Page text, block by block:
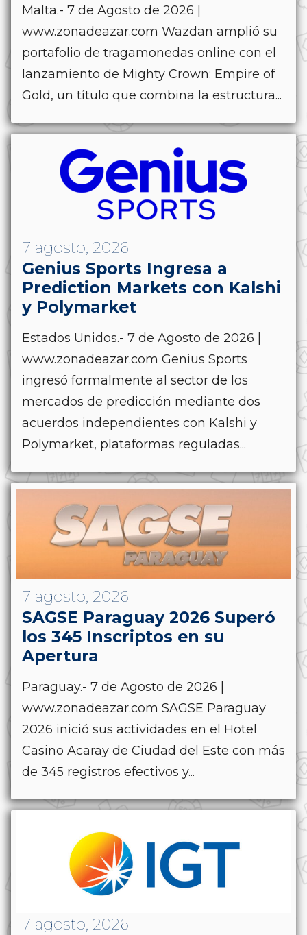
Malta.- 7 de Agosto de 2026 |
www.zonadeazar.com Wazdan amplió su
portafolio de tragamonedas online con el
lanzamiento de Mighty Crown: Empire of
Gold, un título que combina la estructura...
7 agosto, 2026
Genius Sports Ingresa a
Prediction Markets con Kalshi
y Polymarket
Estados Unidos.- 7 de Agosto de 2026 |
www.zonadeazar.com Genius Sports
ingresó formalmente al sector de los
mercados de predicción mediante dos
acuerdos independientes con Kalshi y
Polymarket, plataformas reguladas...
7 agosto, 2026
SAGSE Paraguay 2026 Superó
los 345 Inscriptos en su
Apertura
Paraguay.- 7 de Agosto de 2026 |
www.zonadeazar.com SAGSE Paraguay
2026 inició sus actividades en el Hotel
Casino Acaray de Ciudad del Este con más
de 345 registros efectivos y...
7 agosto, 2026